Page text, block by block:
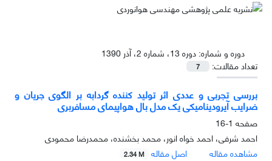
دوره و شماره:دوره 13، شماره 2، آذر 1390
تعداد مقالات:
7
بررسی تجربی و عددی اثر تولید کننده گردابه بر الگوی جریان و
ضرایب آیرودینامیکی یک مدل بال هواپیمای مسافربری
صفحه 1-16
احمد شرفی، احمد خواه انور، محمد بخشنده، محمدرضا محمودی
مشاهده مقاله
اصل مقاله 2.34 M